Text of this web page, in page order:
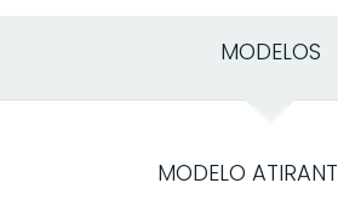
MODELOS
MODELO